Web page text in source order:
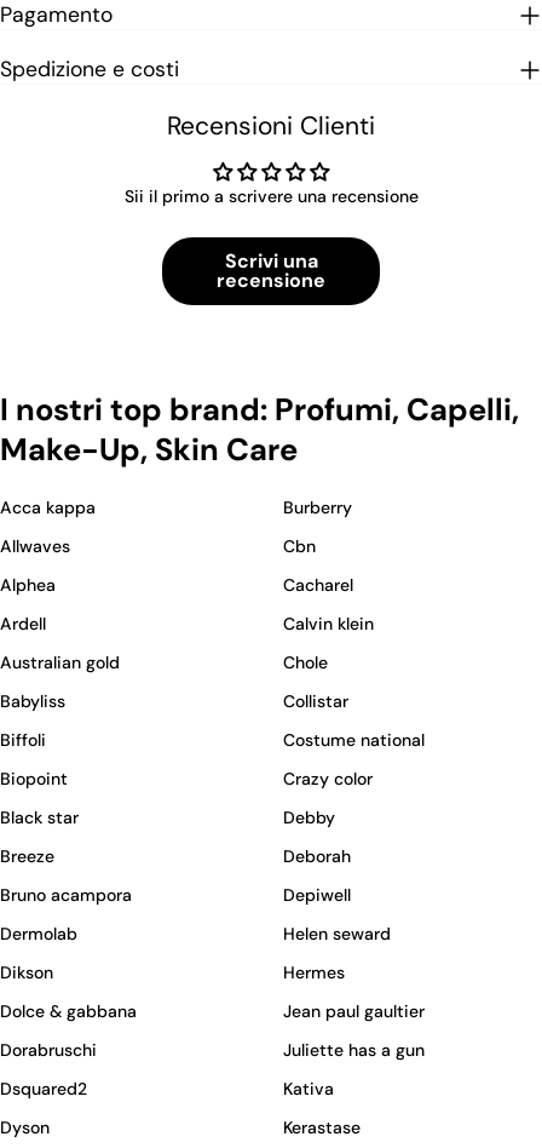
Pagamento
Spedizione e costi
Recensioni Clienti
Sii il primo a scrivere una recensione
Scrivi una
recensione
I nostri top brand: Profumi, Capelli,
Make-Up, Skin Care
Acca kappa
Allwaves
Alphea
Ardell
Australian gold
Babyliss
Biffoli
Biopoint
Black star
Breeze
Bruno acampora
Burberry
Cbn
Cacharel
Calvin klein
Chole
Collistar
Costume national
Crazy color
Debby
Deborah
Depiwell
Dermolab
Dikson
Dolce & gabbana
Dorabruschi
Dsquared2
Dyson
Helen seward
Hermes
Jean paul gaultier
Juliette has a gun
Kativa
Kerastase